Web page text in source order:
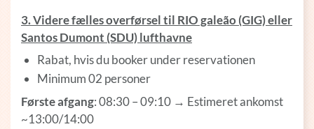
3. Videre fælles overførsel til RIO galeão (GIG) eller
Santos Dumont (SDU) lufthavne
Rabat, hvis du booker under reservationen
Minimum 02 personer
Første afgang: 08:30 – 09:10 → Estimeret ankomst
~13:00/14:00